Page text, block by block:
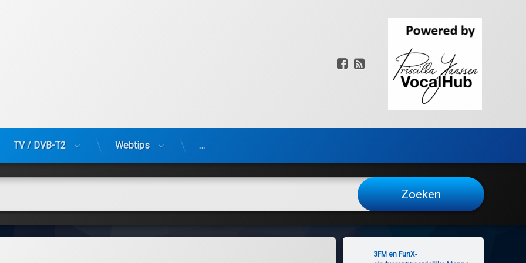
Facebook
RSS
TV / DVB-T2 Webtips …
3FM en FunX-